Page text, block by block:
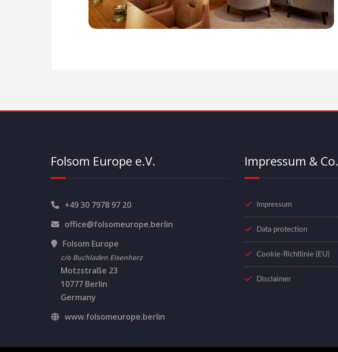
Folsom Europe e.V.
+49 30 7978 97 20
office@folsomeurope.berlin
Folsom Europe
c/o Buchladen Eisenherz
Motzstraße 23
10777 Berlin
Germany
www.folsomeurope.berlin
Impressum & Co.
Impressum
Data protection
Cookie-Richtlinie (EU)
Disclaimer